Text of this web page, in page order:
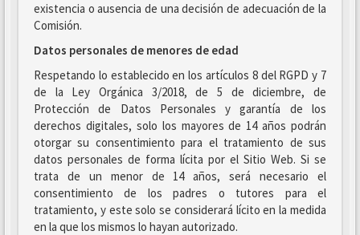
existencia o ausencia de una decisión de adecuación de la
Comisión.
Datos personales de menores de edad
Respetando lo establecido en los artículos 8 del RGPD y 7
de la Ley Orgánica 3/2018, de 5 de diciembre, de
Protección de Datos Personales y garantía de los
derechos digitales, solo los mayores de 14 años podrán
otorgar su consentimiento para el tratamiento de sus
datos personales de forma lícita por el Sitio Web. Si se
trata de un menor de 14 años, será necesario el
consentimiento de los padres o tutores para el
tratamiento, y este solo se considerará lícito en la medida
en la que los mismos lo hayan autorizado.